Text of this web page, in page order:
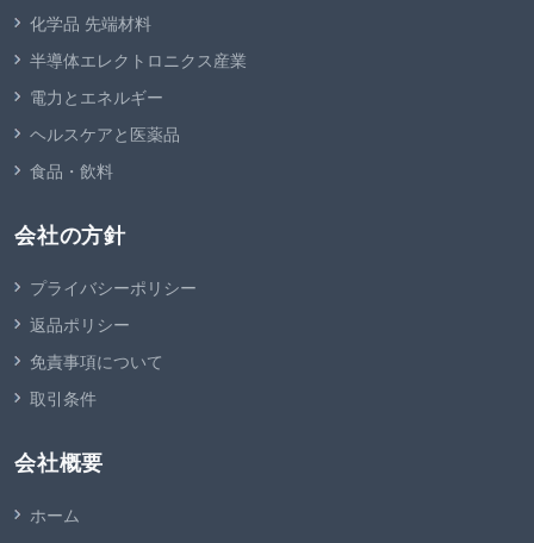
化学品 先端材料
半導体エレクトロニクス産業
電力とエネルギー
ヘルスケアと医薬品
食品・飲料
会社の方針
プライバシーポリシー
返品ポリシー
免責事項について
取引条件
会社概要
ホーム